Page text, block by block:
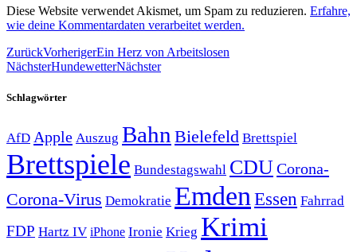
Diese Website verwendet Akismet, um Spam zu reduzieren. Erfahre,
wie deine Kommentardaten verarbeitet werden.
ZurückVorherigerEin Herz von Arbeitslosen
NächsterHundewetterNächster
Schlagwörter
AfD Apple Auszug Bahn Bielefeld Brettspiel
Brettspiele Bundestagswahl CDUCorona-
Corona-Virus Demokratie Emden Essen Fahrrad
FDP Hartz IV iPhone Ironie Krieg Krimi